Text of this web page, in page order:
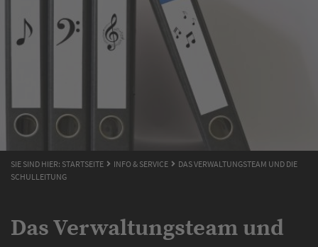
SIE SIND HIER: STARTSEITE INFO & SERVICE
DAS VERWALTUNGSTEAM UND DIE
SCHULLEITUNG
Das Verwaltungsteam und